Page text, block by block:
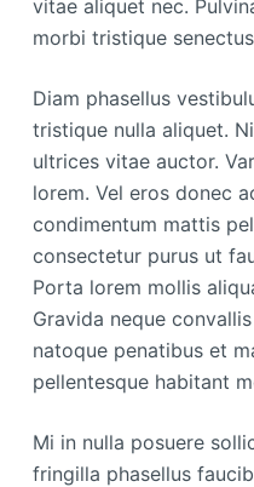
vitae aliquet nec.
morbi tristique
Diam phasellus
tristique nulla aliquet.
ultrices vitae auctor.
lorem. Vel eros donec
condimentum mattis
consectetur purus ut
Porta lorem mollis
Gravida neque
natoque penatibus et
pellentesque habitant
Mi in nulla posuere
fringilla phasellus